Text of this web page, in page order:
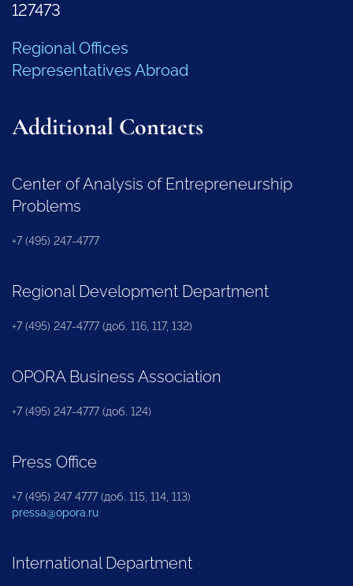
127473
Regional Offices
Representatives Abroad
Additional Contacts
Center of Analysis of Entrepreneurship
Problems
+7 (495) 247-4777
Regional Development Department
+7 (495) 247-4777 (доб. 116, 117, 132)
OPORA Business Association
+7 (495) 247-4777 (доб. 124)
Press Office
+7 (495) 247 4777 (доб. 115, 114, 113)
pressa@opora.ru
International Department